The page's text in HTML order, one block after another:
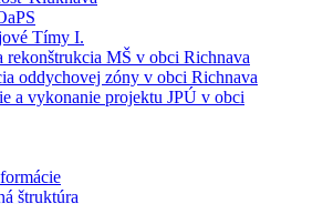
Tímy I.
rekonštrukcia MŠ v obci Richnava
oddychovej zóny v obci Richnava
a vykonanie projektu JPÚ v obci
štruktúra